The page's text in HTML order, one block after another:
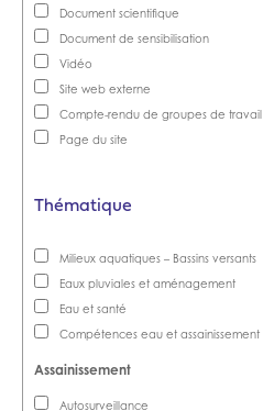
Document scientifique
Document de sensibilisation
Vidéo
Site web externe
Compte-rendu de groupes de travail
Page du site
Thématique
Milieux aquatiques – Bassins versants
Eaux pluviales et aménagement
Eau et santé
Compétences eau et assainissement
Autosurveillance